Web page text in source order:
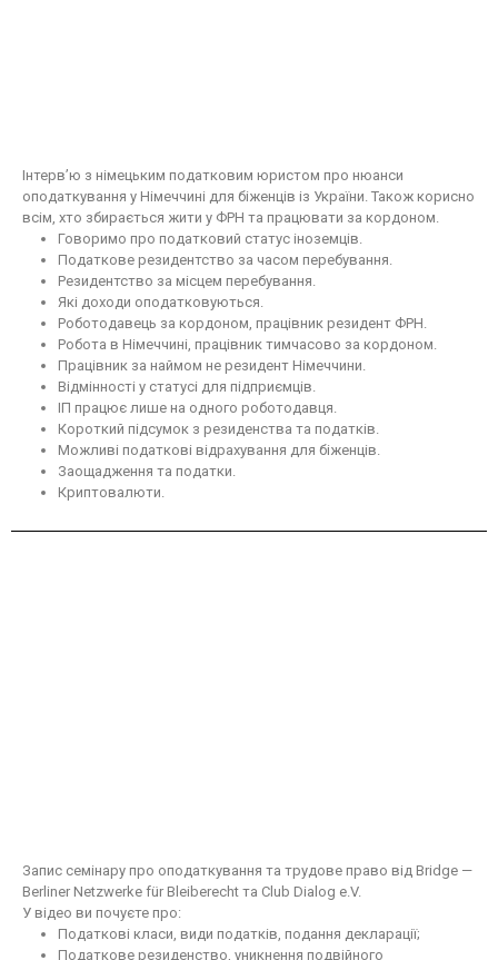
Інтерв’ю з німецьким податковим юристом про нюанси
оподаткування у Німеччині для біженців із України. Також корисно
всім, хто збирається жити у ФРН та працювати за кордоном.
Говоримо про податковий статус іноземців.
Податкове резидентство за часом перебування.
Резидентство за місцем перебування.
Які доходи оподатковуються.
Роботодавець за кордоном, працівник резидент ФРН.
Робота в Німеччині, працівник тимчасово за кордоном.
Працівник за наймом не резидент Німеччини.
Відмінності у статусі для підприємців.
ІП працює лише на одного роботодавця.
Короткий підсумок з резиденства та податків.
Можливі податкові відрахування для біженців.
Заощадження та податки.
Криптовалюти.
Запис семінару про оподаткування та трудове право від Bridge —
Berliner Netzwerke für Bleiberecht та Club Dialog e.V.
У відео ви почуєте про:
Податкові класи, види податків, подання декларації;
Податкове резиденство, уникнення подвійного